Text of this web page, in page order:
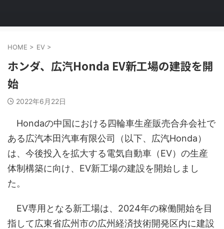
HOME > EV >
ホンダ、広汽Honda EV新工場の建設を開
始
2022年6月22日
Hondaの中国における四輪車生産販売合弁会社で
ある広汽本田汽車有限公司（以下、広汽Honda）
は、今後投入を拡大する電気自動車（EV）の生産
体制構築に向け、EV新工場の建設を開始しまし
た。
EV専用となる新工場は、2024年の稼働開始を目
指して広東省広州市の広州経済技術開発区内に建設